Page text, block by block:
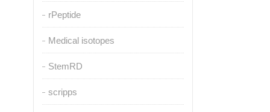
rPeptide
Medical isotopes
StemRD
scripps